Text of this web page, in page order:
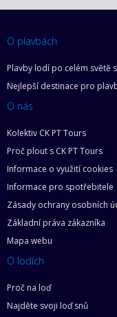
O plavbách
Plavby lodí po celém světě
Nejlepší destinace pro
O nás
Kolektiv CK PT Tours
Proč plout s CK PT Tours
Informace o využití cookies
Informace pro spotřebitele
Zásady ochrany osobních
Základní práva zákazníka
Mapa webu
O lodích
Proč na loď
Najděte svoji loď snů